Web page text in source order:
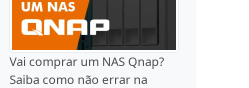
Vai comprar um NAS Qnap?
Saiba como não errar na